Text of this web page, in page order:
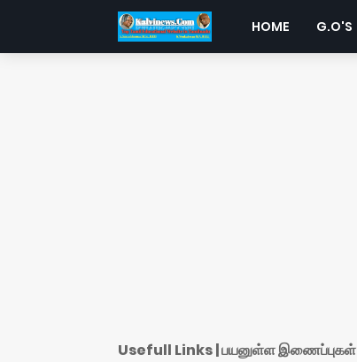
HOME G.O'S
Usefull Links | பயனுள்ள இணைப்புகள்